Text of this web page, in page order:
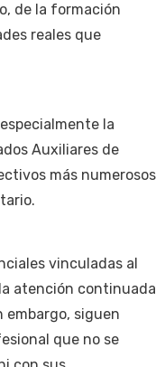
de la formación
reales que
la
Auxiliares de
más numerosos
vinculadas al
atención continuada
embargo, siguen
que no se